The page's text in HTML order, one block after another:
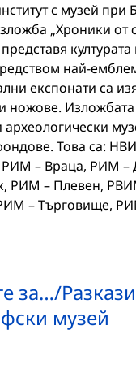
с музей при
„Хроники
най-
експонати са
ножове.
фондове. Това са:
– Враца, РИМ
РИМ – Плевен,
– Търговище,
за…/
музей